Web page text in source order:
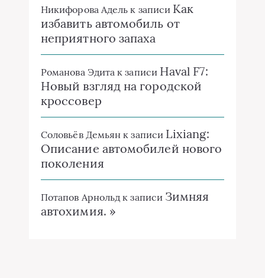
Никифорова Адель к записи Как
избавить автомобиль от
неприятного запаха
Романова Эдита к записи Haval F7:
Новый взгляд на городской
кроссовер
Соловьёв Демьян к записи Lixiang:
Описание автомобилей нового
поколения
Потапов Арнольд к записи Зимняя
автохимия. »